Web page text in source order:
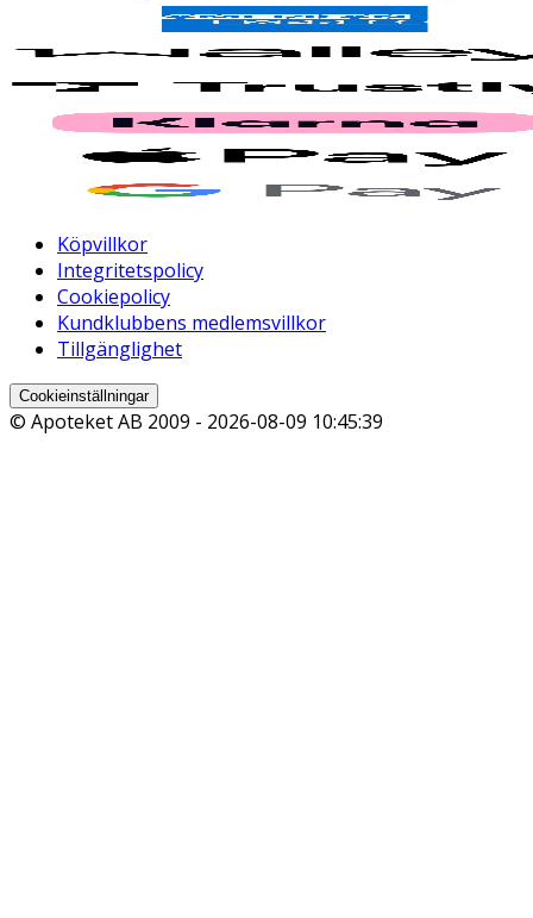
Köpvillkor
Integritetspolicy
Cookiepolicy
Kundklubbens medlemsvillkor
Tillgänglighet
Cookieinställningar
© Apoteket AB 2009 - 2026-08-09 10:45:39